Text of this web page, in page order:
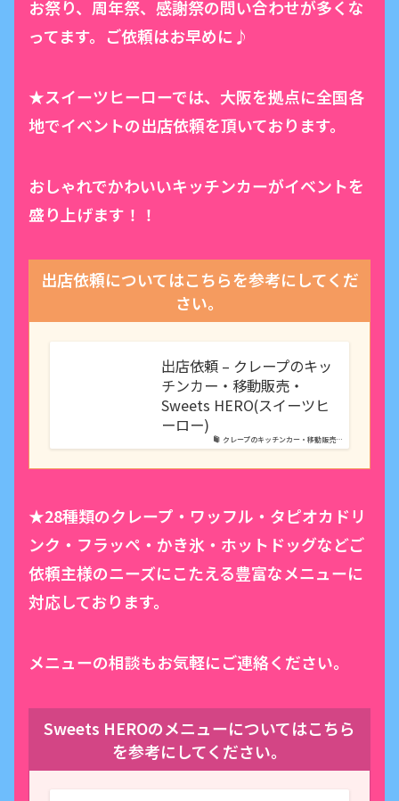
お祭り、周年祭、感謝祭の問い合わせが多くな
ってます。ご依頼はお早めに♪
★スイーツヒーローでは、大阪を拠点に全国各
地でイベントの出店依頼を頂いております。
おしゃれでかわいいキッチンカーがイベントを
盛り上げます！！
出店依頼についてはこちらを参考にしてくだ
さい。
クレープのキッチンカー・移動販売…
出店依頼 – クレープのキッ
チンカー・移動販売・
Sweets HERO(スイーツヒ
ーロー)
★28種類のクレープ・ワッフル・タピオカドリ
ンク・フラッペ・かき氷・ホットドッグなどご
依頼主様のニーズにこたえる豊富なメニューに
対応しております。
メニューの相談もお気軽にご連絡ください。
Sweets HEROのメニューについてはこちら
を参考にしてください。